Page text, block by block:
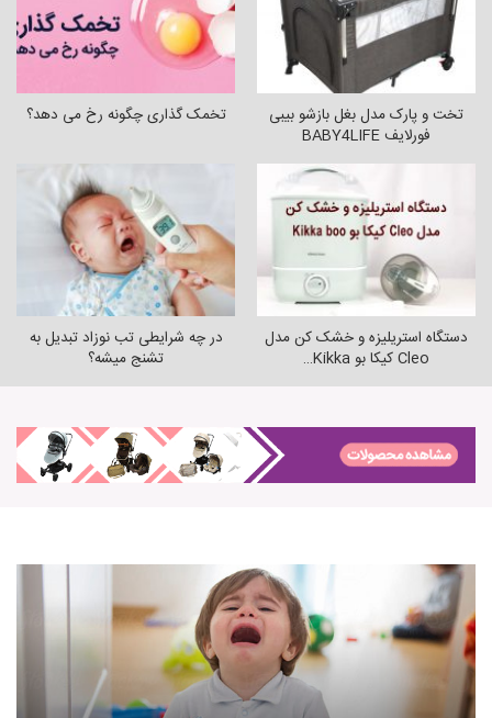
تخت و پارک مدل بغل بازشو بیبی
فورلایف BABY4LIFE
دستگاه استریلیزه و خشک کن مدل
Cleo کیکا بو Kikka…
تخمک گذاری چگونه رخ می دهد؟
در چه شرایطی تب نوزاد تبدیل به
تشنج میشه؟